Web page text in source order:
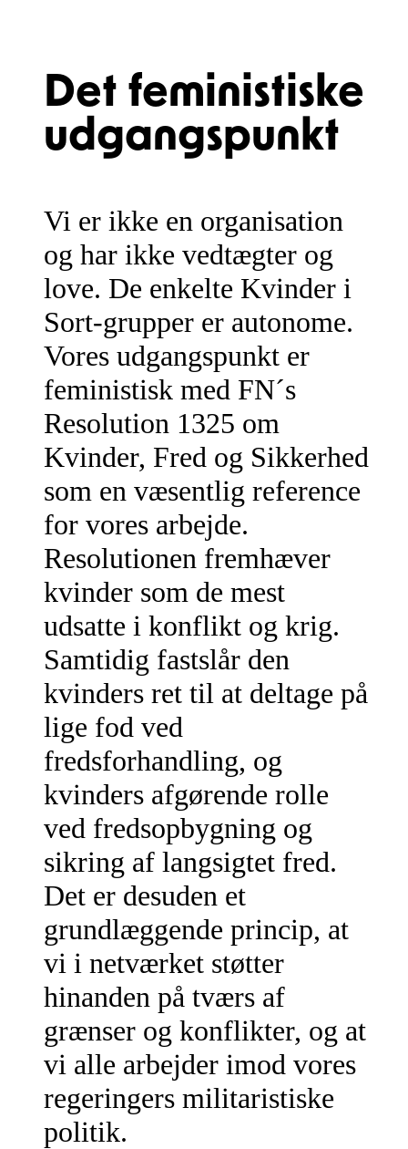
Det feministiske
udgangspunkt
Vi er ikke en organisation
og har ikke vedtægter og
love. De enkelte Kvinder i
Sort-grupper er autonome.
Vores udgangspunkt er
feministisk med FN´s
Resolution 1325 om
Kvinder, Fred og Sikkerhed
som en væsentlig reference
for vores arbejde.
Resolutionen fremhæver
kvinder som de mest
udsatte i konflikt og krig.
Samtidig fastslår den
kvinders ret til at deltage på
lige fod ved
fredsforhandling, og
kvinders afgørende rolle
ved fredsopbygning og
sikring af langsigtet fred.
Det er desuden et
grundlæggende princip, at
vi i netværket støtter
hinanden på tværs af
grænser og konflikter, og at
vi alle arbejder imod vores
regeringers militaristiske
politik.